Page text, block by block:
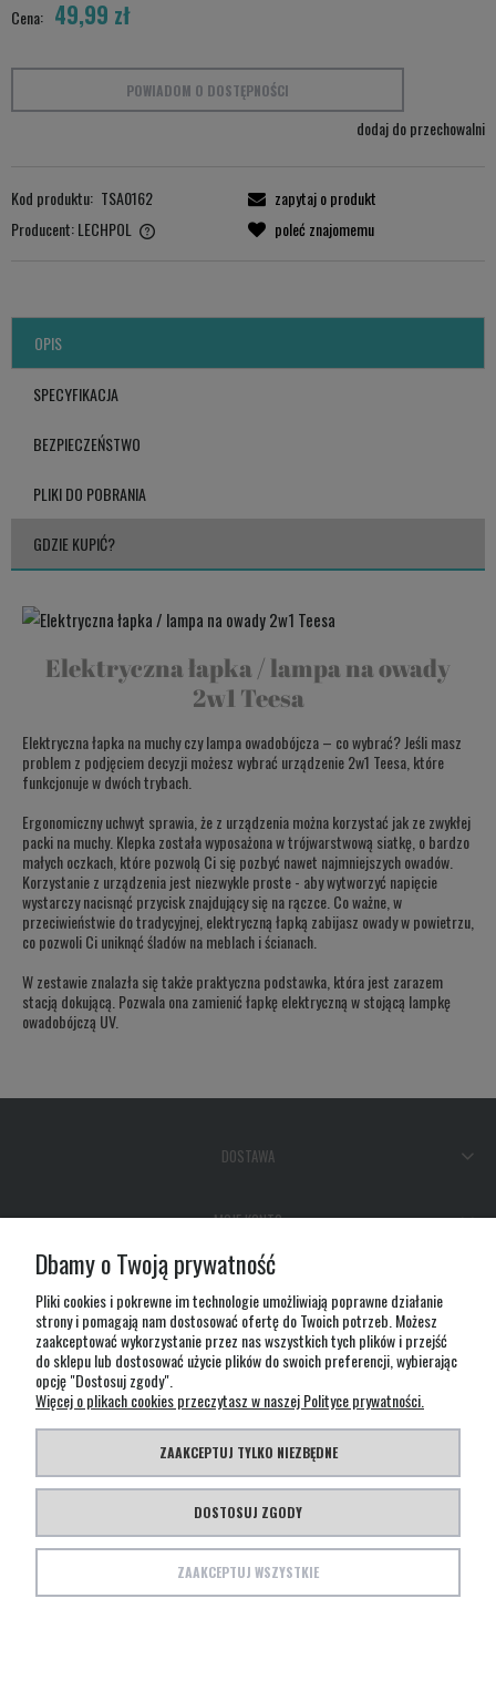
Cena: 49,99 zł
POWIADOM O DOSTĘPNOŚCI
dodaj do przechowalni
Kod produktu: TSA0162
Producent:LECHPOL
LECHPOL ELECTRONICS LESZEK Sp.k.
zapytaj o produkt
poleć znajomemu
OPIS
SPECYFIKACJA
BEZPIECZEŃSTWO
PLIKI DO POBRANIA
GDZIE KUPIĆ?
Elektryczna łapka / lampa na owady
2w1 Teesa
Elektryczna łapka na muchy czy lampa owadobójcza – co wybrać? Jeśli masz
problem z podjęciem decyzji możesz wybrać urządzenie 2w1 Teesa, które
funkcjonuje w dwóch trybach.
Ergonomiczny uchwyt sprawia, że z urządzenia można korzystać jak ze zwykłej
packi na muchy. Klepka została wyposażona w trójwarstwową siatkę, o bardzo
małych oczkach, które pozwolą Ci się pozbyć nawet najmniejszych owadów.
Korzystanie z urządzenia jest niezwykle proste - aby wytworzyć napięcie
wystarczy nacisnąć przycisk znajdujący się na rączce. Co ważne, w
przeciwieństwie do tradycyjnej, elektryczną łapką zabijasz owady w powietrzu,
co pozwoli Ci uniknąć śladów na meblach i ścianach.
W zestawie znalazła się także praktyczna podstawka, która jest zarazem
stacją dokującą. Pozwala ona zamienić łapkę elektryczną w stojącą lampkę
owadobójczą UV.
DOSTAWA
MOJE KONTO
GWARANCJA I ZWROTY
O FIRMIE
Ta strona wykorzystuje pliki cookies m.in. do analizy statystycznej ruchu oraz dopasowania
wyglądu i treści strony do potrzeb internautów. Pozostawiając w ustawieniach przeglądarki
wykorzystywanie plików cookies zmień ustawienia swojej przeglądarki
© Copyright TEESA 2021 | Created by LECHPOL Design Studio
Dbamy o Twoją prywatność
Pliki cookies i pokrewne im technologie umożliwiają poprawne działanie
strony i pomagają nam dostosować ofertę do Twoich potrzeb. Możesz
zaakceptować wykorzystanie przez nas wszystkich tych plików i przejść
do sklepu lub dostosować użycie plików do swoich preferencji, wybierając
opcję "Dostosuj zgody".
Więcej o plikach cookies przeczytasz w naszej Polityce prywatności.
ZAAKCEPTUJ TYLKO NIEZBĘDNE
DOSTOSUJ ZGODY
ZAAKCEPTUJ WSZYSTKIE